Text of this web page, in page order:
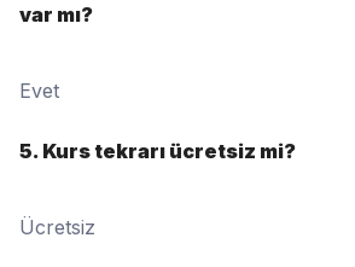
var mı?
Evet
5. Kurs tekrarı ücretsiz mi?
Ücretsiz